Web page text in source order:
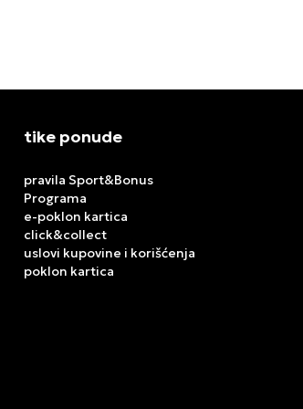
tike ponude
pravila Sport&Bonus
Programa
e-poklon kartica
click&collect
uslovi kupovine i korišćenja
poklon kartica